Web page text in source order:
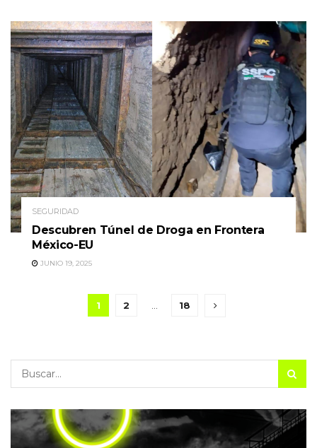
SEGURIDAD
Descubren Túnel de Droga en Frontera
México-EU
JUNIO 19, 2025
1 2 … 18